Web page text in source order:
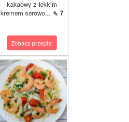
kakaowy z lekkim
kremem serowo... ⇖ 7
Zobacz przepis!